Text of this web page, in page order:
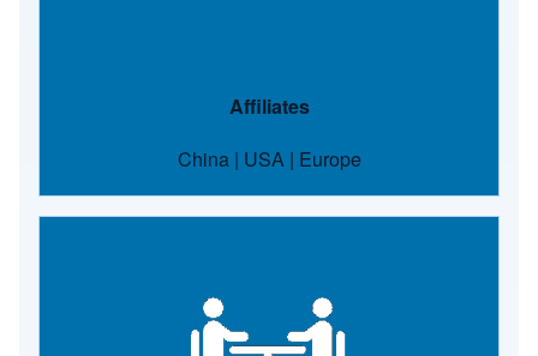
Affiliates
China | USA | Europe